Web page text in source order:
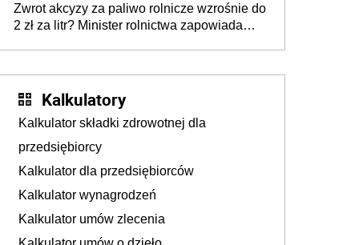
wymierzonym we wszystkich polskich
kierowców”
Zwrot akcyzy za paliwo rolnicze wzrośnie do
2 zł za litr? Minister rolnictwa zapowiada
Kalkulatory
Kalkulator składki zdrowotnej dla
przedsiębiorcy
Kalkulator dla przedsiębiorców
Kalkulator wynagrodzeń
Kalkulator umów zlecenia